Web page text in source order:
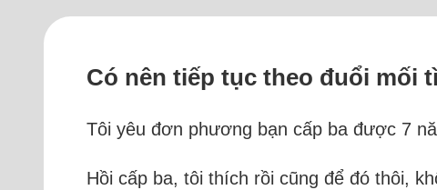
Có nên tiếp tục theo đuổi mối
Tôi yêu đơn phương bạn cấp ba được 7
Hồi cấp ba, tôi thích rồi cũng để đó thôi,